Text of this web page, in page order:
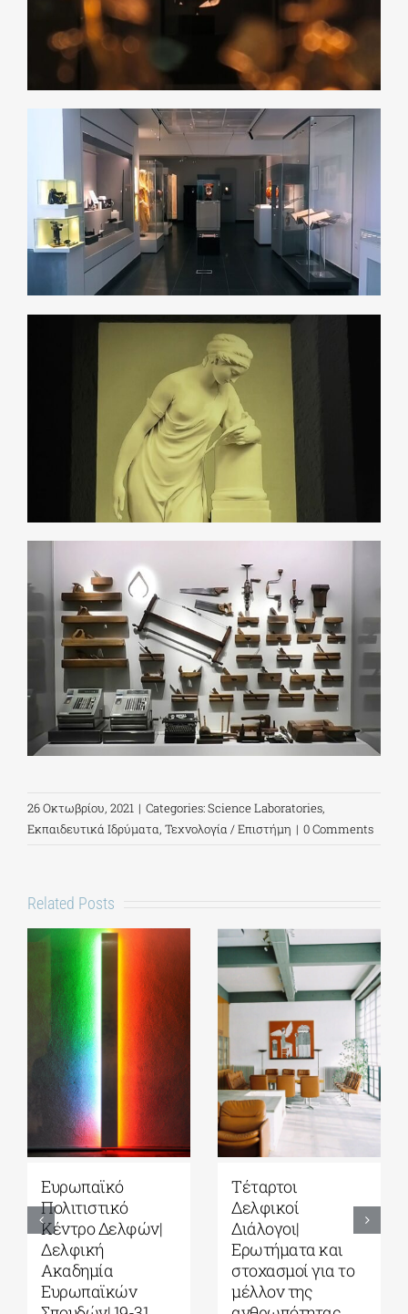
26 Οκτωβρίου, 2021 | Categories:Science Laboratories,
Εκπαιδευτικά Ιδρύματα, Τεχνολογία / Επιστήμη | 0 Comments
Related Posts
Ευρωπαϊκό
Πολιτιστικό
Κέντρο Δελφών|
Δελφική
Ακαδημία
Ευρωπαϊκών
Τέταρτοι
Δελφικοί
Διάλογοι|
Ερωτήματα και
στοχασμοί για το
μέλλον της